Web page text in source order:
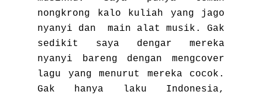
nongkrong kalo kuliah yang jago
nyanyi dan main alat musik. Gak
sedikit saya dengar mereka
nyanyi bareng dengan mengcover
lagu yang menurut mereka cocok.
Gak hanya laku Indonesia,